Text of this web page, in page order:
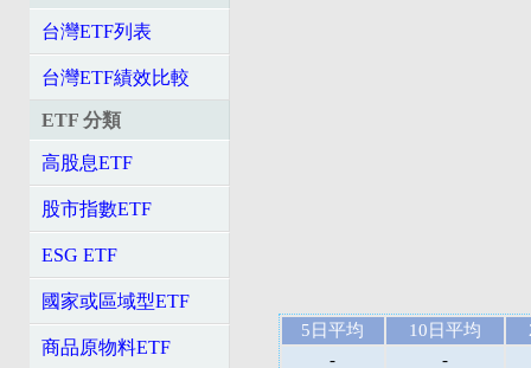
台灣ETF列表
台灣ETF績效比較
ETF 分類
高股息ETF
股市指數ETF
ESG ETF
國家或區域型ETF
商品原物料ETF
5日平均 10日平均
-
-